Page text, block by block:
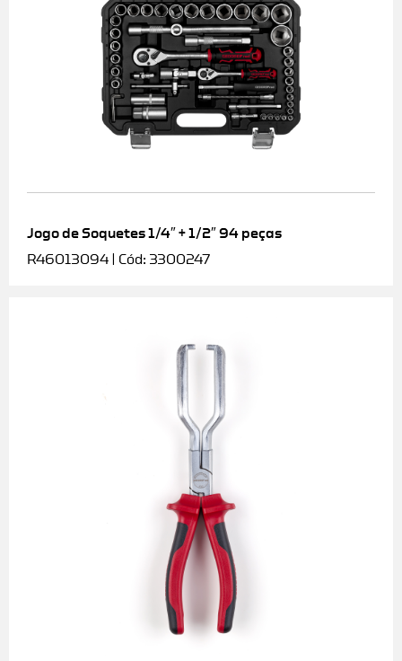
Jogo de Soquetes 1/4″ + 1/2″ 94 peças
R46013094 | Cód: 3300247